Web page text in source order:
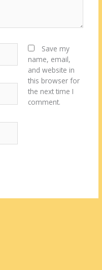
Save my
name, email,
and website in
this browser for
the next time I
comment.